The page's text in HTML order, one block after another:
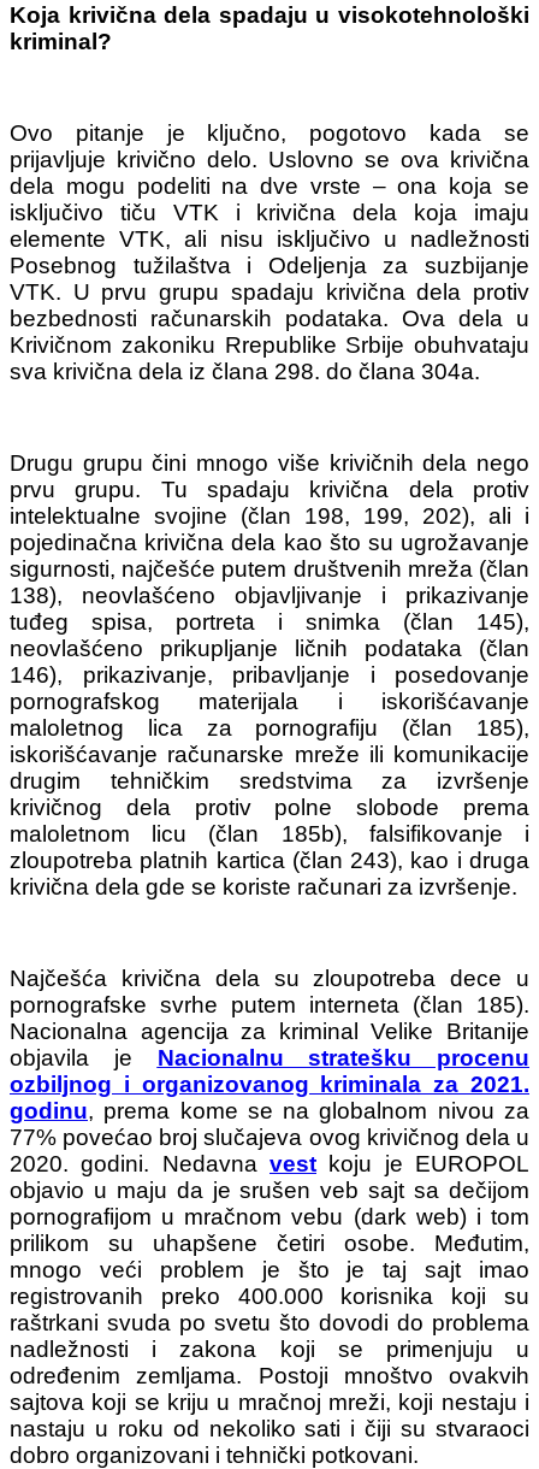
Koja krivična dela spadaju u visokotehnološki
kriminal?
Ovo pitanje je ključno, pogotovo kada se
prijavljuje krivično delo. Uslovno se ova krivična
dela mogu podeliti na dve vrste – ona koja se
isključivo tiču VTK i krivična dela koja imaju
elemente VTK, ali nisu isključivo u nadležnosti
Posebnog tužilaštva i Odeljenja za suzbijanje
VTK. U prvu grupu spadaju krivična dela protiv
bezbednosti računarskih podataka. Ova dela u
Krivičnom zakoniku Rrepublike Srbije obuhvataju
sva krivična dela iz člana 298. do člana 304a.
Drugu grupu čini mnogo više krivičnih dela nego
prvu grupu. Tu spadaju krivična dela protiv
intelektualne svojine (član 198, 199, 202), ali i
pojedinačna krivična dela kao što su ugrožavanje
sigurnosti, najčešće putem društvenih mreža (član
138), neovlašćeno objavljivanje i prikazivanje
tuđeg spisa, portreta i snimka (član 145),
neovlašćeno prikupljanje ličnih podataka (član
146), prikazivanje, pribavljanje i posedovanje
pornografskog materijala i iskorišćavanje
maloletnog lica za pornografiju (član 185),
iskorišćavanje računarske mreže ili komunikacije
drugim tehničkim sredstvima za izvršenje
krivičnog dela protiv polne slobode prema
maloletnom licu (član 185b), falsifikovanje i
zloupotreba platnih kartica (član 243), kao i druga
krivična dela gde se koriste računari za izvršenje.
Najčešća krivična dela su zloupotreba dece u
pornografske svrhe putem interneta (član 185).
Nacionalna agencija za kriminal Velike Britanije
objavila je Nacionalnu stratešku procenu
ozbiljnog i organizovanog kriminala za 2021.
godinu, prema kome se na globalnom nivou za
77% povećao broj slučajeva ovog krivičnog dela u
2020. godini. Nedavna vest koju je EUROPOL
objavio u maju da je srušen veb sajt sa dečijom
pornografijom u mračnom vebu (dark web) i tom
prilikom su uhapšene četiri osobe. Međutim,
mnogo veći problem je što je taj sajt imao
registrovanih preko 400.000 korisnika koji su
raštrkani svuda po svetu što dovodi do problema
nadležnosti i zakona koji se primenjuju u
određenim zemljama. Postoji mnoštvo ovakvih
sajtova koji se kriju u mračnoj mreži, koji nestaju i
nastaju u roku od nekoliko sati i čiji su stvaraoci
dobro organizovani i tehnički potkovani.